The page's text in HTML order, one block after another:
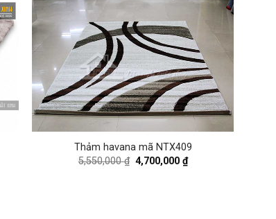
Thảm havana mã NTX409
5,550,000₫ Original
price
4,700,000₫Current
price